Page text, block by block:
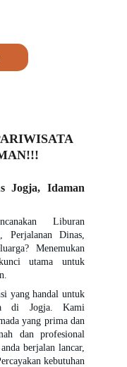
Jogja, Idaman
Liburan
Perjalanan Dinas,
Menemukan
utama untuk
yang handal untuk
di Jogja. Kami
yang prima dan
dan profesional
berjalan lancar,
kebutuhan